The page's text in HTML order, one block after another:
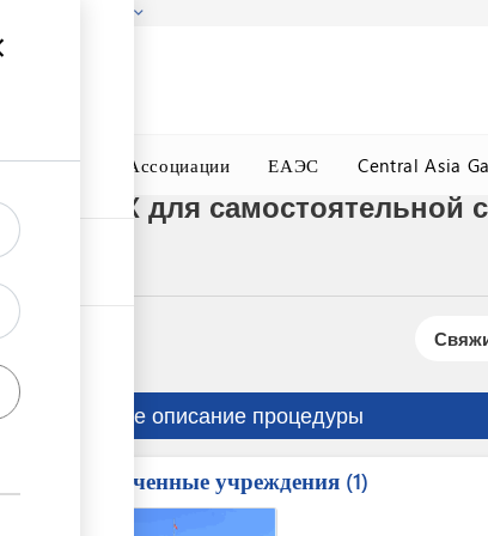
Окна Ассоциации ЕАЭС Central Asia
REX для
Краткое описание процедуры
Вовлеченные учреждения 1